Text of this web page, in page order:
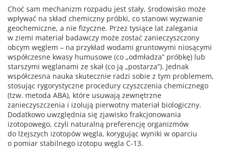
Choć sam mechanizm rozpadu jest stały, środowisko może
wpływać na skład chemiczny próbki, co stanowi wyzwanie
geochemiczne, a nie fizyczne. Przez tysiące lat zalegania
w ziemi materiał badawczy może zostać zanieczyszczony
obcym węglem – na przykład wodami gruntowymi niosącymi
współczesne kwasy humusowe (co „odmładza” próbkę) lub
starszymi węglanami ze skał (co ją „postarza”). Jednak
współczesna nauka skutecznie radzi sobie z tym problemem,
stosując rygorystyczne procedury czyszczenia chemicznego
(tzw. metoda ABA), które usuwają zewnętrzne
zanieczyszczenia i izolują pierwotny materiał biologiczny.
Dodatkowo uwzględnia się zjawisko frakcjonowania
izotopowego, czyli naturalną preferencję organizmów
do lżejszych izotopów węgla, korygując wyniki w oparciu
o pomiar stabilnego izotopu węgla C-13.